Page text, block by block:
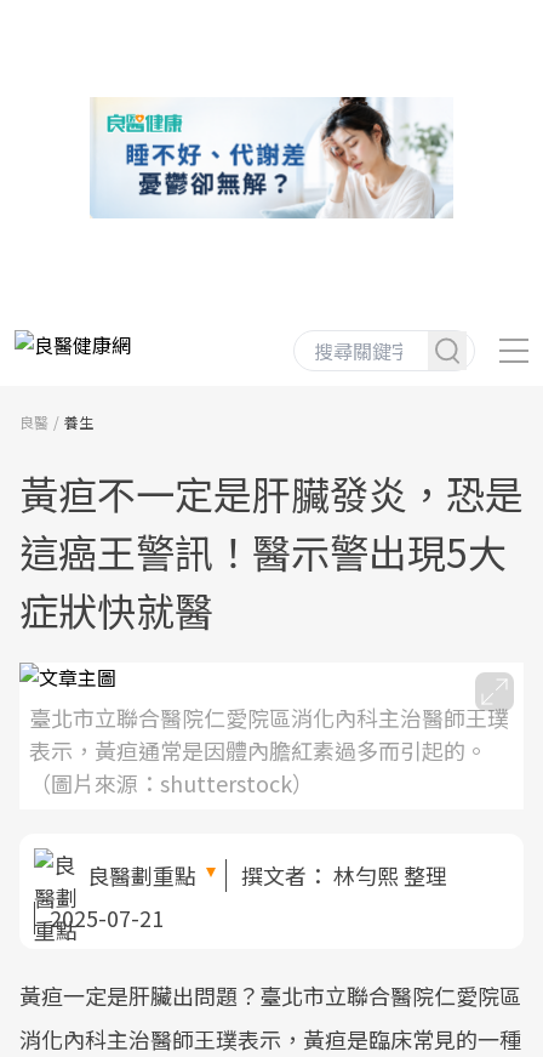
良醫 養生
黃疸不一定是肝臟發炎，恐是
這癌王警訊！醫示警出現5大
症狀快就醫
臺北市立聯合醫院仁愛院區消化內科主治醫師王璞
表示，黃疸通常是因體內膽紅素過多而引起的。
（圖片來源：shutterstock）
良醫劃重點 撰文者： 林勻熙 整理
2025-07-21
黃疸一定是肝臟出問題？臺北市立聯合醫院仁愛院區
消化內科主治醫師王璞表示，黃疸是臨床常見的一種